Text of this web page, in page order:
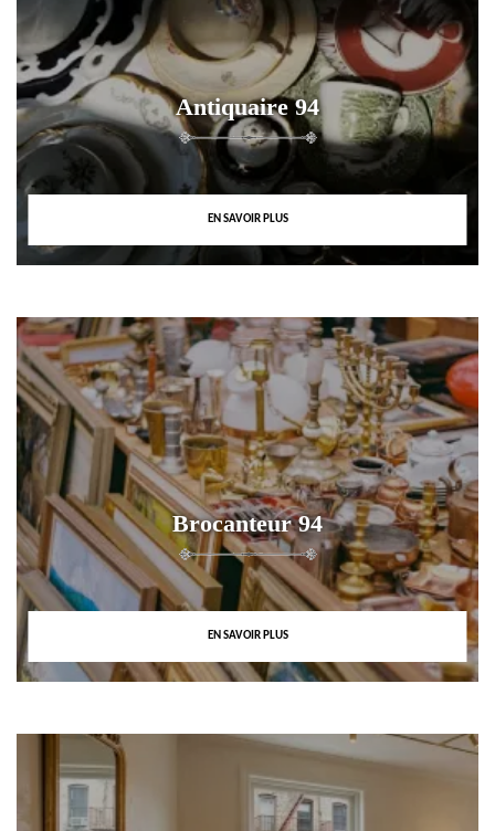
Antiquaire 94
EN SAVOIR PLUS
Brocanteur 94
EN SAVOIR PLUS